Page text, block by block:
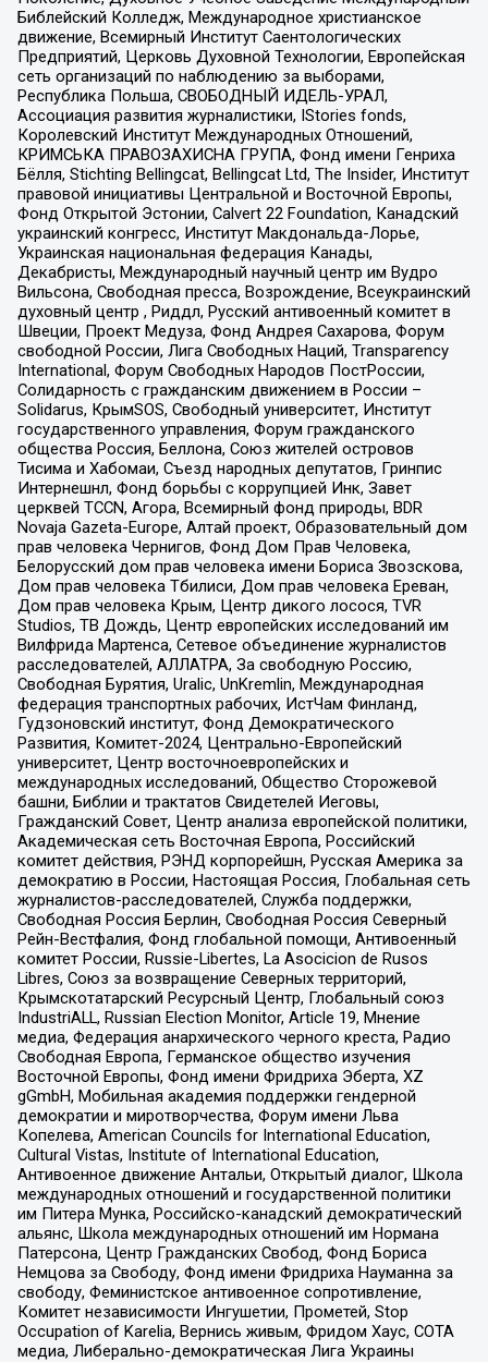
Библейский Колледж, Международное христианское
движение, Всемирный Институт Саентологических
Предприятий, Церковь Духовной Технологии, Европейская
сеть организаций по наблюдению за выборами,
Республика Польша, СВОБОДНЫЙ ИДЕЛЬ-УРАЛ,
Ассоциация развития журналистики, IStories fonds,
Королевский Институт Международных Отношений,
КРИМСЬКА ПРАВОЗАХИСНА ГРУПА, Фонд имени Генриха
Бёлля, Stichting Bellingcat, Bellingcat Ltd, The Insider, Институт
правовой инициативы Центральной и Восточной Европы,
Фонд Открытой Эстонии, Calvert 22 Foundation, Канадский
украинский конгресс, Институт Макдональда-Лорье,
Украинская национальная федерация Канады,
Декабристы, Международный научный центр им Вудро
Вильсона, Свободная пресса, Возрождение, Всеукраинский
духовный центр , Риддл, Русский антивоенный комитет в
Швеции, Проект Медуза, Фонд Андрея Сахарова, Форум
свободной России, Лига Свободных Наций, Transparеncy
International, Форум Свободных Народов ПостРоссии,
Солидарность с гражданским движением в России –
Solidarus, КрымSOS, Свободный университет, Институт
государственного управления, Форум гражданского
общества Россия, Беллона, Союз жителей островов
Тисима и Хабомаи, Съезд народных депутатов, Гринпис
Интернешнл, Фонд борьбы с коррупцией Инк, Завет
церквей TCCN, Агора, Всемирный фонд природы, BDR
Novaja Gazeta-Europe, Алтай проект, Образовательный дом
прав человека Чернигов, Фонд Дом Прав Человека,
Белорусский дом прав человека имени Бориса Звозскова,
Дом прав человека Тбилиси, Дом прав человека Ереван,
Дом прав человека Крым, Центр дикого лосося, TVR
Studios, ТВ Дождь, Центр европейских исследований им
Вилфрида Мартенса, Сетевое объединение журналистов
расследователей, АЛЛАТРА, За свободную Россию,
Свободная Бурятия, Uralic, UnKremlin, Международная
федерация транспортных рабочих, ИстЧам Финланд,
Гудзоновский институт, Фонд Демократического
Развития, Комитет-2024, Центрально-Европейский
университет, Центр восточноевропейских и
международных исследований, Общество Сторожевой
башни, Библии и трактатов Свидетелей Иеговы,
Гражданский Совет, Центр анализа европейской политики,
Академическая сеть Восточная Европа, Российский
комитет действия, РЭНД корпорейшн, Русская Америка за
демократию в России, Настоящая Россия, Глобальная сеть
журналистов-расследователей, Служба поддержки,
Свободная Россия Берлин, Свободная Россия Северный
Рейн-Вестфалия, Фонд глобальной помощи, Антивоенный
комитет России, Russie-Libertes, La Asocicion de Rusos
Libres, Союз за возвращение Северных территорий,
Крымскотатарский Ресурсный Центр, Глобальный союз
IndustriALL, Russian Election Monitor, Article 19, Мнение
медиа, Федерация анархического черного креста, Радио
Свободная Европа, Германское общество изучения
Восточной Европы, Фонд имени Фридриха Эберта, XZ
gGmbH, Мобильная академия поддержки гендерной
демократии и миротворчества, Форум имени Льва
Копелева, American Councils for International Education,
Cultural Vistas, Institute of International Education,
Антивоенное движение Антальи, Открытый диалог, Школа
международных отношений и государственной политики
им Питера Мунка, Российско-канадский демократический
альянс, Школа международных отношений им Нормана
Патерсона, Центр Гражданских Свобод, Фонд Бориса
Немцова за Свободу, Фонд имени Фридриха Науманна за
свободу, Феминистское антивоенное сопротивление,
Комитет независимости Ингушетии, Прометей, Stop
Occupation of Karelia, Вернись живым, Фридом Хаус, СОТА
медиа, Либерально-демократическая Лига Украины